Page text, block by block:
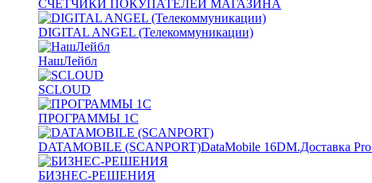
СЧЁТЧИКИ ПОКУПАТЕЛЕЙ МАГАЗИНА
DIGITAL ANGEL (Телекоммуникации)
НашЛейбл
SCLOUD
ПРОГРАММЫ 1С
DATAMOBILE (SCANPORT)DataMobile 16DM.Доставка Pro
БИЗНЕС-РЕШЕНИЯ